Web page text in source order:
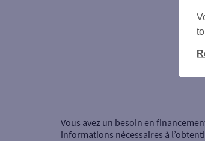
Vous avez un besoin en
informations nécessaires à